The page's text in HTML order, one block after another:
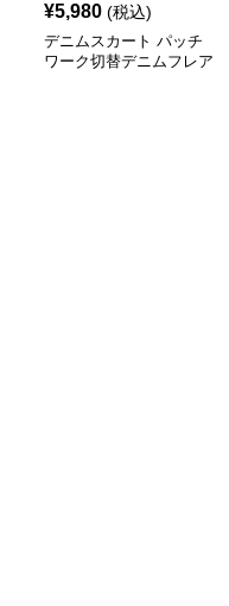
¥5,980 (税込)
デニムスカート パッチ
ワーク切替デニムフレア